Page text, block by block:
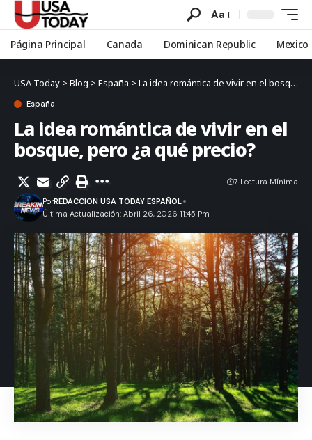
Aa
Página Principal Canada Dominican Republic Mexico
USA Today > Blog > España > La idea romántica de vivir en el bosque, pero ¿a qué precio?
España
La idea romántica de vivir en el
bosque, pero ¿a qué precio?
Última Actualización: Abril 26, 2026 11:45 Pm
PorREDACCION USA TODAY ESPAÑOL
7 Lectura Mínima